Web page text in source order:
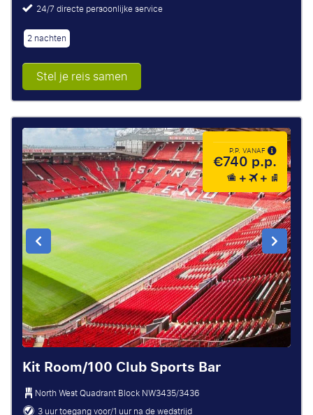
24/7 directe persoonlijke service
2 nachten
Stel je reis samen
P.P. VANAF
€740 p.p.
Kit Room/100 Club Sports Bar
North West Quadrant BlockNW3435/3436
3 uur toegang voor/1 uur na de wedstrijd